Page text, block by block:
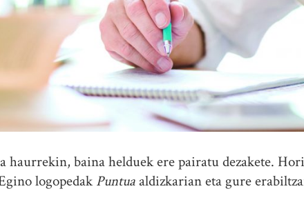
haurrekin, baina helduek ere pairatu dezakete.
logopedakPuntuaaldizkarian eta gure